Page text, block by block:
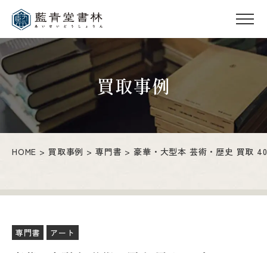
買取事例
HOME 買取事例 専門書 豪華・大型本 芸術・歴史 買取
専門書 アート